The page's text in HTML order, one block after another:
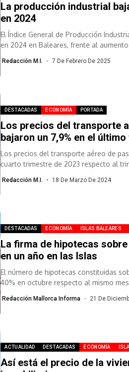
La producción industrial
en 2024
El Índice General de Producción
en 2024 en Baleares, frente al
Redacción M.I. 7 De Febrero De 2025
DESTACADAS ECONOMÍA PORTADA
Los precios del transporte
bajaron un 7,9% en el
Los precios del transporte aéreo de
cuarto trimestre de 2023 respecto al
Redacción M.I. 18 De Marzo De 2024
DESTACADAS ECONOMÍA ISLAS BALEARES
La firma de hipotecas
en un año en las Islas
El número de hipotecas constituidas
40% en octubre respecto al mismo
Redacción Mallorca Informa 21 De
ACTUALIDAD DESTACADAS ECONOMÍA
Así está el precio de la